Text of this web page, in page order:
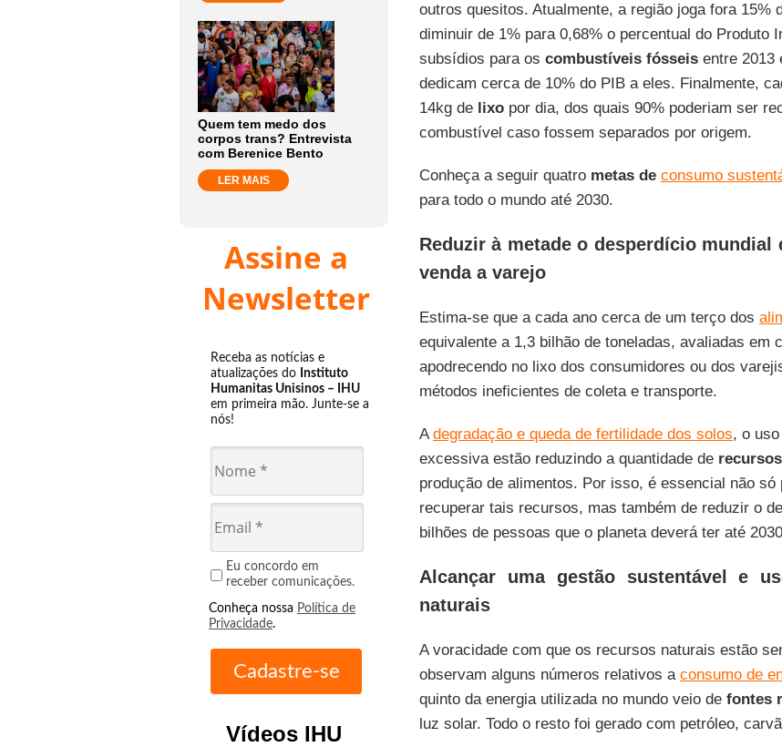
Quem tem medo dos
corpos trans? Entrevista
com Berenice Bento
LER MAIS
Assine a
Newsletter
Receba as notícias e
atualizações do Instituto
Humanitas Unisinos – IHU
em primeira mão. Junte-se a
nós!
Eu concordo em
receber comunicações.
Conheça nossa Política de
Privacidade.
Vídeos IHU
outros quesitos. Atualmente, a região joga fora 15%
diminuir de 1% para 0,68% o percentual do Produto
subsídios para os combustíveis fósseisentre 2013
dedicam cerca de 10% do PIB a eles. Finalmente,
14kg de lixopor dia, dos quais 90% poderiam ser
combustível caso fossem separados por origem.
Conheça a seguir quatro metas de consumo
para todo o mundo até 2030.
Reduzir à metade o desperdício
venda a varejo
Estima-se que a cada ano cerca de um terço dos
equivalente a 1,3 bilhão de toneladas, avaliadas
apodrecendo no lixo dos consumidores ou dos
métodos ineficientes de coleta e transporte.
Adegradação e queda de fertilidade dos solos, o
excessiva estão reduzindo a quantidade de
produção de alimentos. Por isso, é essencial não
recuperar tais recursos, mas também de reduzir o
bilhões de pessoas que o planeta deverá ter até
Alcançar uma gestão sustentável e
naturais
A voracidade com que os recursos naturais estão
observam alguns números relativos a consumo de
quinto da energia utilizada no mundo veio de fontes
luz solar. Todo o resto foi gerado com petróleo,